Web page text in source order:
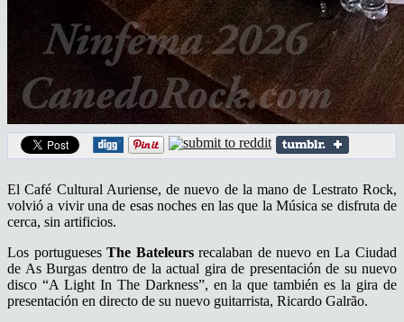
El Café Cultural Auriense, de nuevo de la mano de Lestrato Rock,
volvió a vivir una de esas noches en las que la Música se disfruta de
cerca, sin artificios.
Los portuguesesThe Bateleursrecalaban de nuevo en La Ciudad
de As Burgas dentro de la actual gira de presentación de su nuevo
disco “A Light In The Darkness”, en la que también es la gira de
presentación en directo de su nuevo guitarrista, Ricardo Galrão.